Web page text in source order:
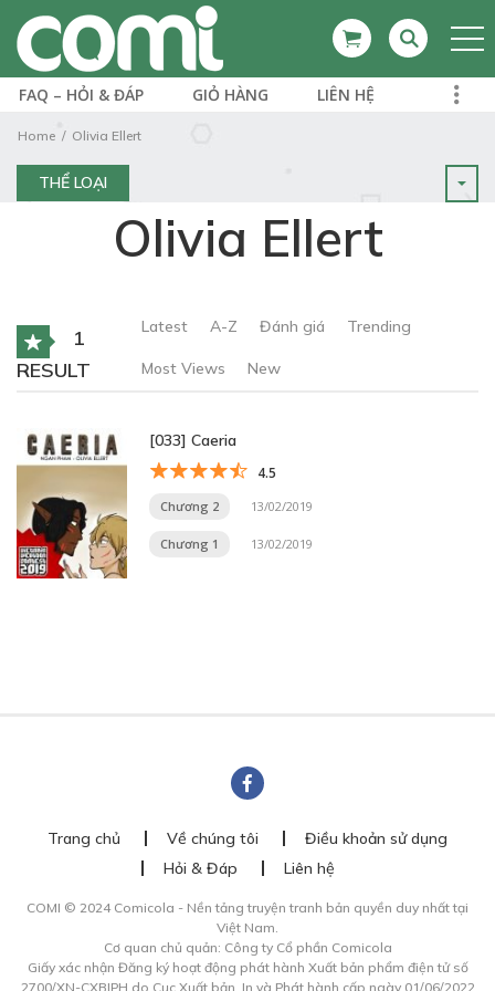
FAQ – HỎI & ĐÁP GIỎ HÀNG LIÊN HỆ
Home Olivia Ellert
THỂ LOẠI
Olivia Ellert
1
RESULT
Latest A-Z Đánh giá Trending
Most Views New
[033] Caeria
4.5
Chương 2 13/02/2019
Chương 1 13/02/2019
Trang chủ Về chúng tôi
Điều khoản sử dụng
Hỏi & Đáp
Liên hệ
COMI © 2024 Comicola - Nền tảng truyện tranh bản quyền duy nhất tại
Việt Nam.
Cơ quan chủ quản: Công ty Cổ phần Comicola
Giấy xác nhận Đăng ký hoạt động phát hành Xuất bản phẩm điện tử số
2700/XN-CXBIPH do Cục Xuất bản, In và Phát hành cấp ngày 01/06/2022